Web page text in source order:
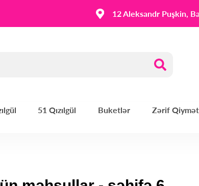
12 Aleksandr Puşkin,
51 Qızılgül Buketlər Zərif